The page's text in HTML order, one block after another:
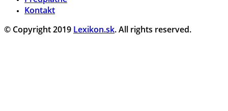
Kontakt
© Copyright 2019 Lexikon.sk. All rights reserved.